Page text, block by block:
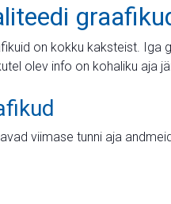
on kokku kaksteist. Iga
olev info on kohaliku aja
viimase tunni aja